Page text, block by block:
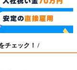
チェック！ /